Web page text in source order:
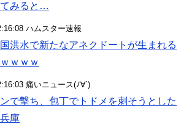
みると…
ハムスター速報
国洪水で新たなアネクドートが生まれる
ｗｗｗ
痛いニュース(ﾉ∀`)
で撃ち、包丁でトドメを刺そうとした
庫